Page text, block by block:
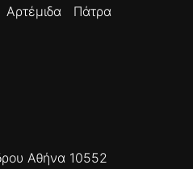
Αρτέμιδα
Πάτρα
Αθήνα 10552